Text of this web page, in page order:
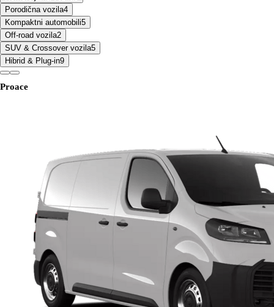
Porodična vozila4
Kompaktni automobili5
Off-road vozila2
SUV & Crossover vozila5
Hibrid & Plug-in9
Proace